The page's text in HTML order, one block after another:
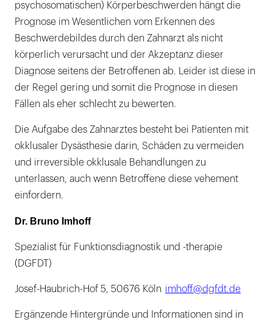
psychosomatischen) Körperbeschwerden hängt die
Prognose im Wesentlichen vom Erkennen des
Beschwerdebildes durch den Zahnarzt als nicht
körperlich verursacht und der Akzeptanz dieser
Diagnose seitens der Betroffenen ab. Leider ist diese in
der Regel gering und somit die Prognose in diesen
Fällen als eher schlecht zu bewerten.
Die Aufgabe des Zahnarztes besteht bei Patienten mit
okklusaler Dysästhesie darin, Schäden zu vermeiden
und irreversible okklusale Behandlungen zu
unterlassen, auch wenn Betroffene diese vehement
einfordern.
Dr. Bruno Imhoff
Spezialist für Funktionsdiagnostik und -therapie
(DGFDT)
Josef-Haubrich-Hof 5, 50676 Köln ​ imhoff@dgfdt.de
Ergänzende Hintergründe und Informationen sind in